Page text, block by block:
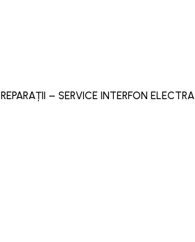
REPARAȚII – SERVICE INTERFON ELECTRA